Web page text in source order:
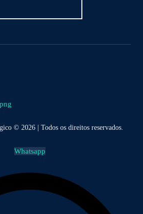
© 2026 | Todos os direitos reservados.
Whatsapp